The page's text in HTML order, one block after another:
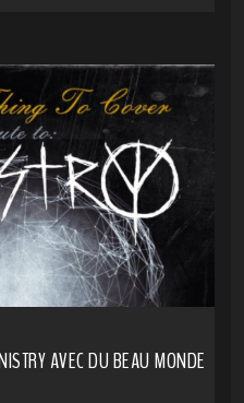
AVEC DU BEAU MONDE